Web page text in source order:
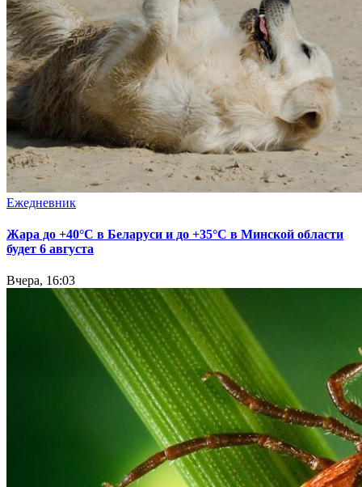
Ежедневник
Жара до +40°С в Беларуси и до +35°С в Минской области
будет 6 августа
Вчера, 16:03